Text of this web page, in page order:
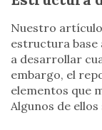
Nuestro
estructura base
a desarrollar
embargo, el
elementos que
Algunos de ellos